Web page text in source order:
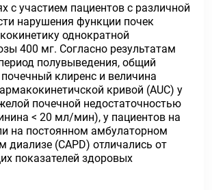
с участием пациентов с различной
нарушения функции почек
однократной
400 мг. Согласно результатам
полувыведения, общий
клиренс и величина
кривой (AUC) у
почечной недостаточностью
< 20 мл/мин), у пациентов на
на постоянном амбулаторном
диализе (CAPD) отличались от
показателей здоровых